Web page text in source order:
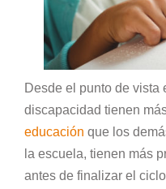
Desde el punto de vista
discapacidad tienen
educación que los
la escuela, tienen más
antes de finalizar el